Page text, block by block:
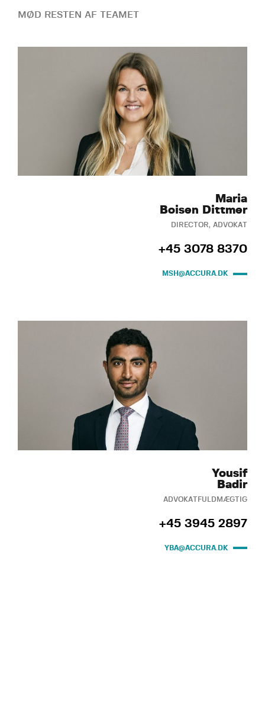
MØD RESTEN AF TEAMET
Maria
Boisen Dittmer
DIRECTOR, ADVOKAT
+45 3078 8370
MSH@ACCURA.DK
Yousif
Badir
ADVOKATFULDMÆGTIG
+45 3945 2897
YBA@ACCURA.DK